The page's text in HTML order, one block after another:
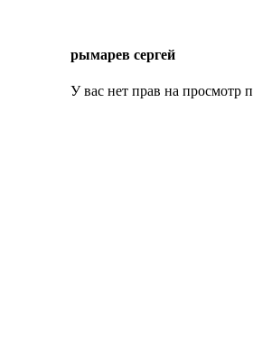
рымарев сергей
У вас нет прав на просмотр